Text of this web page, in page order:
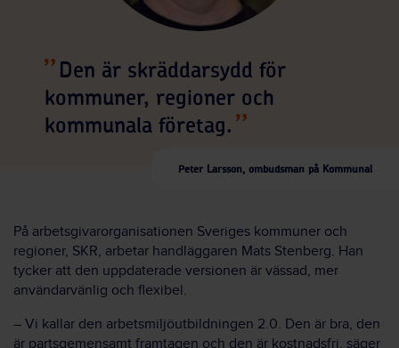
Den är skräddarsydd för
kommuner, regioner och
kommunala företag.
Peter Larsson, ombudsman på Kommunal
På arbetsgivarorganisationen Sveriges kommuner och
regioner, SKR, arbetar handläggaren Mats Stenberg. Han
tycker att den uppdaterade versionen är vässad, mer
användarvänlig och flexibel.
– Vi kallar den arbetsmiljöutbildningen 2.0. Den är bra, den
är partsgemensamt framtagen och den är kostnadsfri, säger